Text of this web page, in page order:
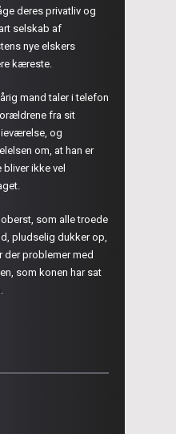
deres privatliv og
selskab af
nye elskers
kæreste.
mand taler i telefon
fra sit
og
om, at han er
bliver ikke vel
oberst, som alle troede
pludselig dukker op,
der problemer med
som konen har sat